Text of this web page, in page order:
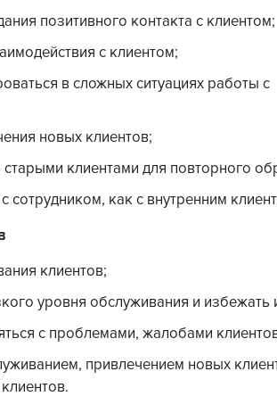
позитивного контакта с клиентом;
с клиентом;
в сложных ситуациях работы с
новых клиентов;
клиентами для повторного
как с внутренним
клиентов;
уровня обслуживания и избежать
с проблемами, жалобами
привлечением новых